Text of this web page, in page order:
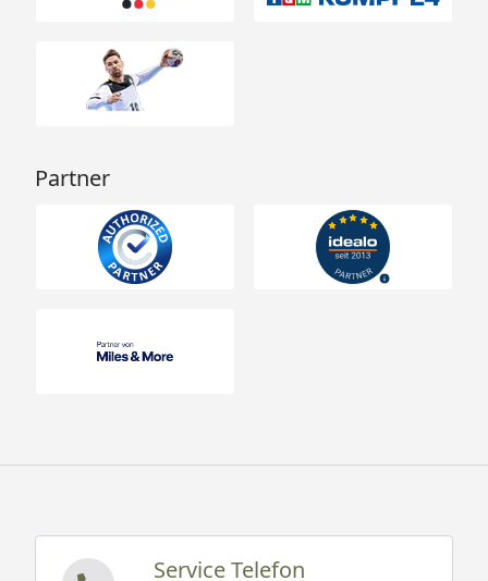
Partner
Service Telefon